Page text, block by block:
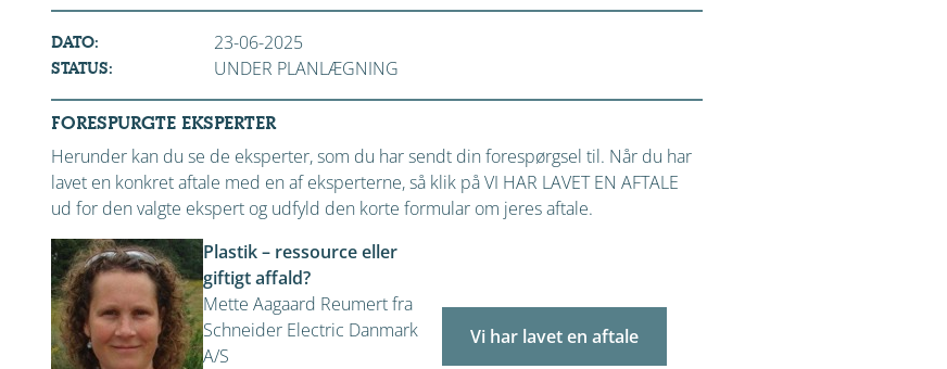
DATO: 23-06-2025
STATUS: UNDER PLANLÆGNING
FORESPURGTE EKSPERTER
Herunder kan du se de eksperter, som du har sendt din forespørgsel til. Når du har
lavet en konkret aftale med en af eksperterne, så klik på VI HAR LAVET EN AFTALE
ud for den valgte ekspert og udfyld den korte formular om jeres aftale.
Plastik – ressource eller
giftigt affald?
Mette Aagaard Reumert fra
Schneider Electric Danmark
A/S
Vi har lavet en aftale